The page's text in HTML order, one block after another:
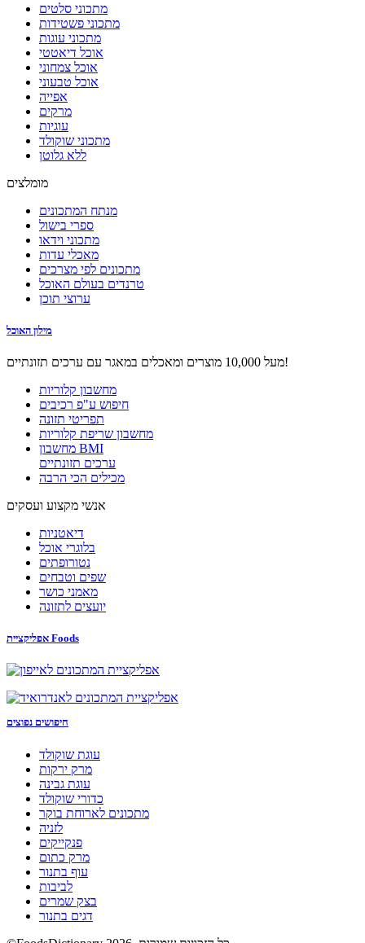
מתכוני סלטים
מתכוני פשטידות
מתכוני עוגות
אוכל דיאטטי
אוכל צמחוני
אוכל טבעוני
אפייה
מרקים
עוגיות
מתכוני שוקולד
ללא גלוטן
מומלצים
מנתח המתכונים
ספרי בישול
מתכוני וידאו
מאכלי עדות
מתכונים לפי מצרכים
טרנדים בעולם האוכל
ערוצי תוכן
מילון האוכל
מעל 10,000 מוצרים ומאכלים במאגר עם ערכים תזונתיים!
מחשבון קלוריות
חיפוש ע"פ רכיבים
תפריטי תזונה
מחשבון שריפת קלוריות
מחשבון BMI
ערכים תזונתיים
מכילים הכי הרבה
אנשי מקצוע ועסקים
דיאטניות
בלוגרי אוכל
נטורופתים
שפים וטבחים
מאמני כושר
יועצים לתזונה
אפליקציית Foods
חיפושים נפוצים
עוגת שוקולד
מרק ירקות
עוגת גבינה
כדורי שוקולד
מתכונים לארוחת בוקר
לזניה
פנקייקים
מרק כתום
עוף בתנור
לביבות
בצק שמרים
דגים בתנור